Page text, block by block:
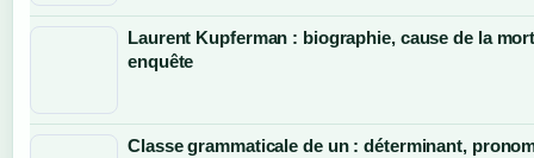
Laurent Kupferman : biographie, cause de la
enquête
Classe grammaticale de un : déterminant,